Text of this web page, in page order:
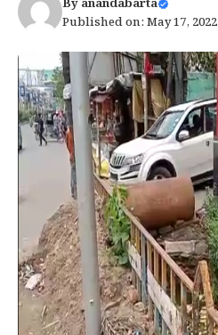
Byanandabarta
Published on: May 17, 2022